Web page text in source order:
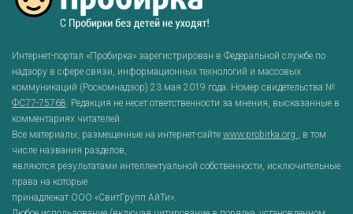
Интернет-портал «Пробирка» зарегистрирован в Федеральной службе по
надзору в сфере связи, информационных технологий и массовых
коммуникаций (Роскомнадзор) 23 мая 2019 года. Номер свидетельства №
ФС77-75768. Редакция не несет ответственности за мнения, высказанные в
комментариях читателей.
Все материалы, размещенные на интернет-сайте www.probirka.org , в том
числе названия разделов,
являются результатами интеллектуальной собственности, исключительные
права на которые
принадлежат ООО «СвитГрупп АйТи».